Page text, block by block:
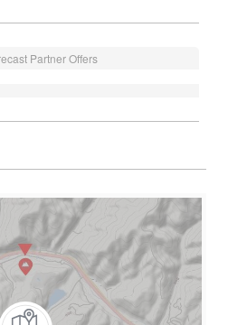
Partner Offers